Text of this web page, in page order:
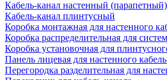
Кабель-канал настенный (парапетный)
Кабель-канал плинтусный
Коробка монтажная для настенного
Коробка распределительная для
Коробка установочная для
Панель лицевая для настенного
Перегородка разделительная для